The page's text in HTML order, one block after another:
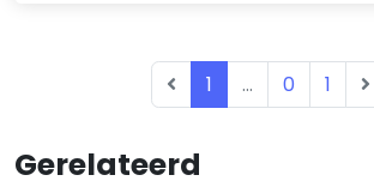
Gerelateerd
1 ... 0 1